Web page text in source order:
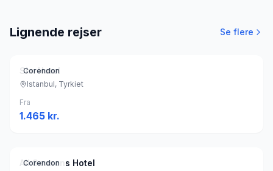
Lignende rejser Se flere
Corendon
Sim Hotel
Istanbul, Tyrkiet
Fra
1.465 kr.
Corendon
All Seasons Hotel